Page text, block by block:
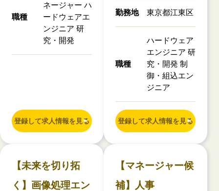
職種
ネージャー ハ
ードウェアエ
ンジニア 研
究・開発
登録して求人情報を見る
勤務地 東京都江東区
職種
ハードウェア
エンジニア 研
究・開発 制
御・組込エン
ジニア
登録して求人情報を見る
【未来を切り拓
く】画像処理エン
【マネージャー候
補】人事